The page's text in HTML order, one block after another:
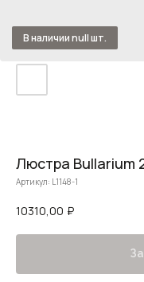
Люстра Bullarium
Артикул: L1148-1
10310,00 ₽